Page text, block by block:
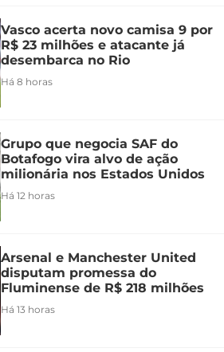
Vasco acerta novo camisa 9 por
R$ 23 milhões e atacante já
desembarca no Rio
Há 8 horas
Grupo que negocia SAF do
Botafogo vira alvo de ação
milionária nos Estados Unidos
Há 12 horas
Arsenal e Manchester United
disputam promessa do
Fluminense de R$ 218 milhões
Há 13 horas